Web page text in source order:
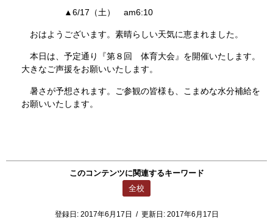
▲6/17（土） am6:10
おはようございます。素晴らしい天気に恵まれました。
本日は、予定通り『第８回 体育大会』を開催いたします。
大きなご声援をお願いいたします。
暑さが予想されます。ご参観の皆様も、こまめな水分補給を
お願いいたします。
このコンテンツに関連するキーワード
全校
登録日: 2017年6月17日 / 更新日: 2017年6月17日